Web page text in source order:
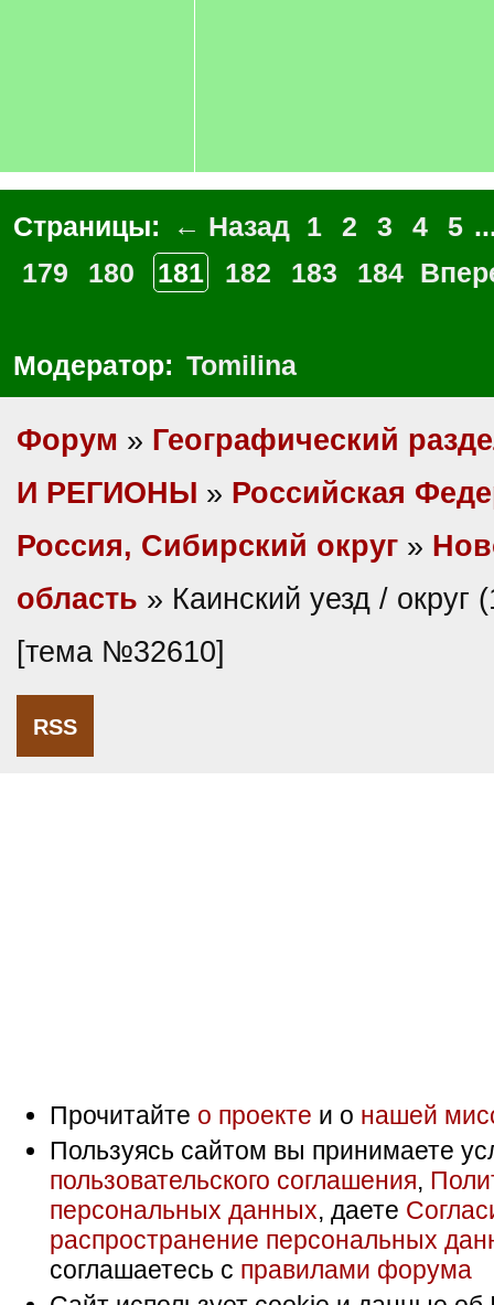
Страницы: ← Назад 1 2 3 4 5
179
180 181 182 183 184
Модератор: Tomilina
Форум » Географический
И РЕГИОНЫ » Российская
Россия, Сибирский округ »
область » Каинский уезд / округ
[тема №32610]
RSS
Прочитайте о проекте и о нашей
Пользуясь сайтом вы принимаете
пользовательского соглашения,
персональных данных, даете
распространение персональных
соглашаетесь с правилами форума